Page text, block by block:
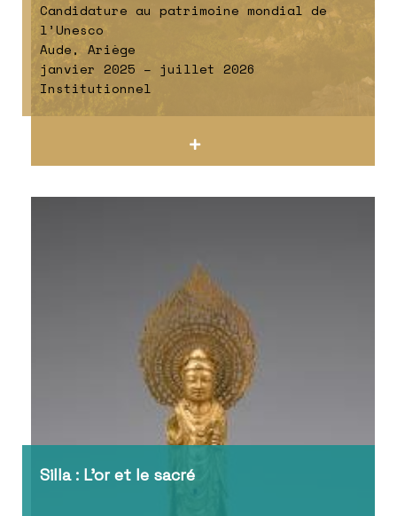
Candidature au patrimoine mondial de
l’Unesco
Aude, Ariège
janvier 2025 – juillet 2026
Institutionnel
Silla : L’or et le sacré